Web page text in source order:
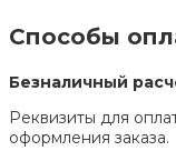
Способы
Безналичный
Реквизиты для
оформления заказа.